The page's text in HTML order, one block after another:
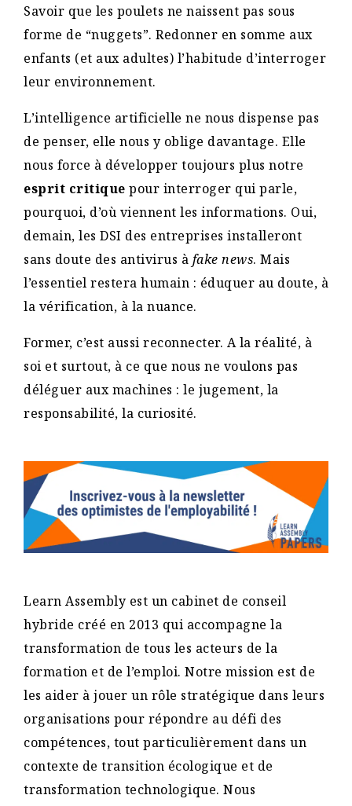
Savoir que les poulets ne naissent pas sous
forme de “nuggets”. Redonner en somme aux
enfants (et aux adultes) l’habitude d’interroger
leur environnement.
L’intelligence artificielle ne nous dispense pas
de penser, elle nous y oblige davantage. Elle
nous force à développer toujours plus notre
esprit critique pour interroger qui parle,
pourquoi, d’où viennent les informations. Oui,
demain, les DSI des entreprises installeront
sans doute des antivirus à fake news. Mais
l’essentiel restera humain : éduquer au doute, à
la vérification, à la nuance.
Former, c’est aussi reconnecter. A la réalité, à
soi et surtout, à ce que nous ne voulons pas
déléguer aux machines : le jugement, la
responsabilité, la curiosité.
Learn Assembly est un cabinet de conseil
hybride créé en 2013 qui accompagne la
transformation de tous les acteurs de la
formation et de l’emploi. Notre mission est de
les aider à jouer un rôle stratégique dans leurs
organisations pour répondre au défi des
compétences, tout particulièrement dans un
contexte de transition écologique et de
transformation technologique. Nous